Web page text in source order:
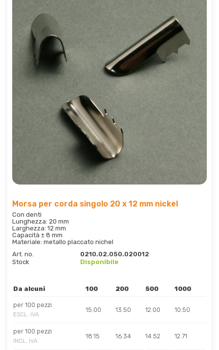
Morsa per corda singolo 20 x 12 mm nickel
Con denti
Lunghezza: 20 mm
Larghezza: 12 mm
Capacità ± 8 mm
Materiale: metallo placcato nichel
Art. no.
0210.02.050.020012
Stock
Disponibile
Da alcuni 100 200 500 1000
per 100 pezzi
ESCL. IVA
15.00 13.50 12.00 10.50
per 100 pezzi
INCL. IVA
18.15 16.34 14.52 12.71